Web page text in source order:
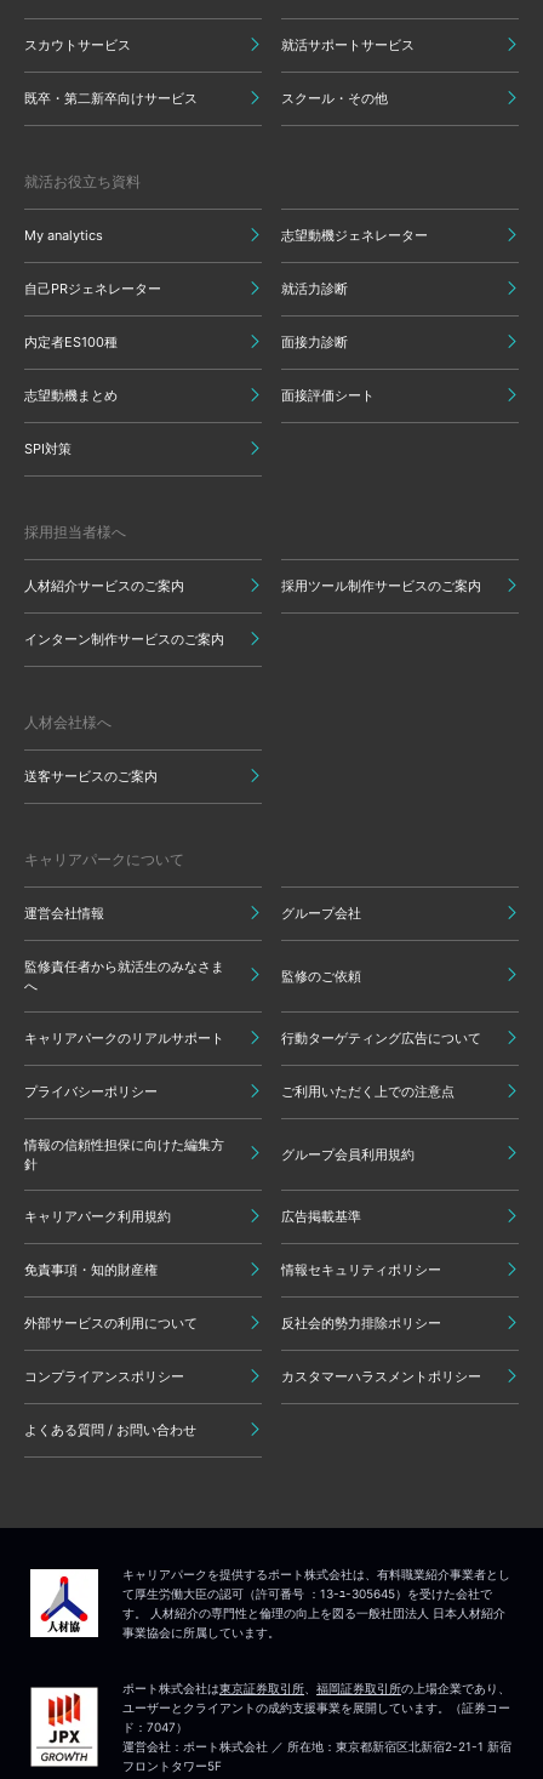
スカウトサービス 就活サポートサービス
既卒・第二新卒向けサービス スクール・その他
就活お役立ち資料
My analytics 志望動機ジェネレーター
自己PRジェネレーター 就活力診断
内定者ES100種 面接力診断
志望動機まとめ 面接評価シート
SPI対策
採用担当者様へ
人材紹介サービスのご案内 採用ツール制作サービスのご案内
インターン制作サービスのご案内
人材会社様へ
送客サービスのご案内
キャリアパークについて
運営会社情報 グループ会社
監修責任者から就活生のみなさま
へ
監修のご依頼
キャリアパークのリアルサポート 行動ターゲティング広告について
プライバシーポリシー ご利用いただく上での注意点
情報の信頼性担保に向けた編集方
針
グループ会員利用規約
キャリアパーク利用規約 広告掲載基準
免責事項・知的財産権 情報セキュリティポリシー
外部サービスの利用について 反社会的勢力排除ポリシー
コンプライアンスポリシー カスタマーハラスメントポリシー
よくある質問 / お問い合わせ